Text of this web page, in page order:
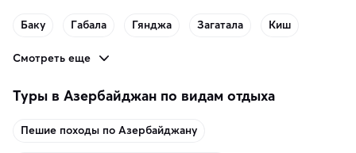
Баку Габала Гянджа Загатала Киш
Смотреть еще
Туры в Азербайджан по видам отдыха
Пешие походы по Азербайджану